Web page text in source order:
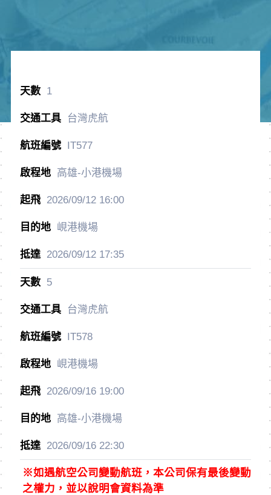
1
台灣虎航
IT577
高雄-小港機場
2026/09/1216:00
峴港機場
2026/09/1217:35
5
台灣虎航
IT578
峴港機場
2026/09/1619:00
高雄-小港機場
2026/09/1622:30
※如遇航空公司變動航班，本公司保有最後變動
之權力，並以說明會資料為準